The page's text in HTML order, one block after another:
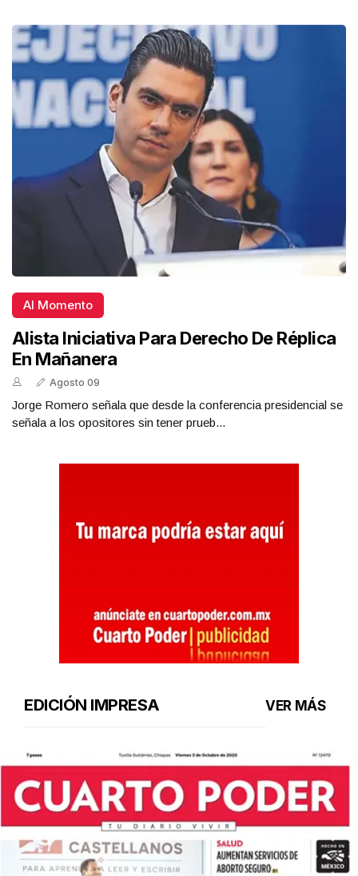
Al Momento
Alista Iniciativa Para Derecho De Réplica
En Mañanera
Agosto 09
Jorge Romero señala que desde la conferencia presidencial se
señala a los opositores sin tener prueb...
EDICIÓN IMPRESA VER MÁS